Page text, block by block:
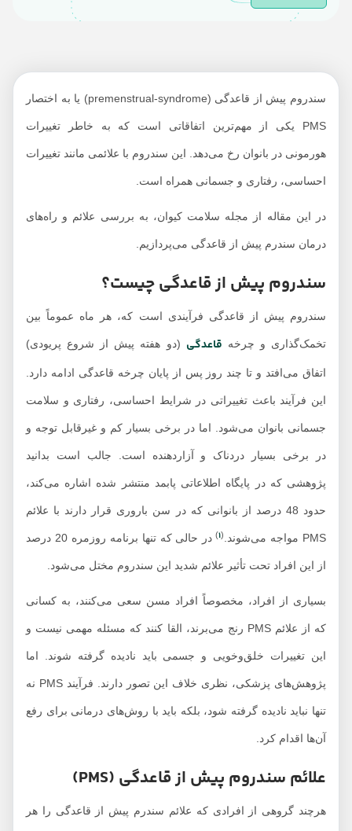
سندروم پیش از قاعدگی (premenstrual-syndrome) یا به اختصار
PMS یکی از مهم‌ترین اتفاقاتی است که به خاطر تغییرات
هورمونی در بانوان رخ می‌دهد. این سندروم با علائمی مانند تغییرات
احساسی، رفتاری و جسمانی همراه است.
در این مقاله از مجله سلامت کیوان، به بررسی علائم و راه‌های
درمان سندرم پیش از قاعدگی می‌پردازیم.
سندروم پیش از قاعدگی چیست؟
سندروم پیش از قاعدگی فرآیندی است که، هر ماه عموماً بین
تخمک‌گذاری و چرخهقاعدگی(دو هفته پیش از شروع پریودی)
اتفاق می‌افتد و تا چند روز پس از پایان چرخه قاعدگی ادامه دارد.
این فرآیند باعث تغییراتی در شرایط احساسی، رفتاری و سلامت
جسمانی بانوان می‌شود. اما در برخی بسیار کم و غیرقابل توجه و
در برخی بسیار دردناک و آزاردهنده است. جالب است بدانید
پژوهشی که در پایگاه اطلاعاتی پابمد منتشر شده اشاره می‌کند،
حدود 48 درصد از بانوانی که در سن باروری قرار دارند با علائم
(
1 در حالی که تنها برنامه روزمره 20 درصد
از این افراد تحت تأثیر علائم شدید این سندروم مختل می‌شود.
بسیاری از افراد، مخصوصاً افراد مسن‌ سعی می‌کنند، به کسانی
که از علائم PMS رنج می‌برند، القا کنند که مسئله مهمی نیست و
این تغییرات خلق‌وخویی و جسمی باید نادیده گرفته شوند. اما
پژوهش‌های پزشکی، نظری خلاف این تصور دارند. فرآیند PMS نه
تنها نباید نادیده گرفته شود، بلکه باید با روش‌های درمانی برای رفع
آن‌ها اقدام کرد.
علائم سندروم پیش از قاعدگی (PMS)
هرچند گروهی از افرادی که علائم سندرم پیش از قاعدگی را هر